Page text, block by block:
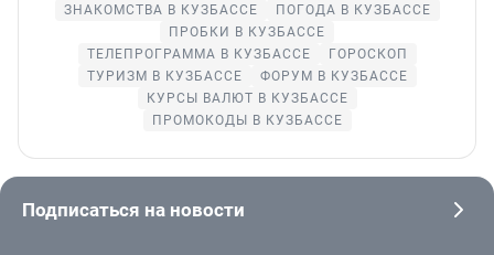
ЗНАКОМСТВА В КУЗБАССЕ
ПОГОДА В КУЗБАССЕ
ПРОБКИ В КУЗБАССЕ
ТЕЛЕПРОГРАММА В КУЗБАССЕ
ГОРОСКОП
ТУРИЗМ В КУЗБАССЕ
ФОРУМ В КУЗБАССЕ
КУРСЫ ВАЛЮТ В КУЗБАССЕ
ПРОМОКОДЫ В КУЗБАССЕ
Подписаться на новости